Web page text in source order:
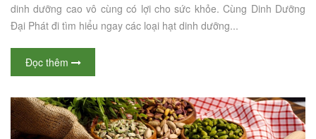
dinh dưỡng cao vô cùng có lợi cho sức khỏe. Cùng Dinh Dưỡng
Đại Phát đi tìm hiểu ngay các loại hạt dinh dưỡng...
Đọc thêm